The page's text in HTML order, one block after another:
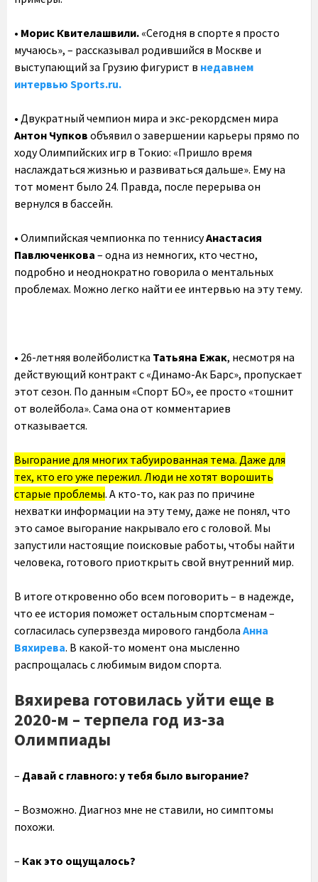
• Морис Квителашвили. «Сегодня в спорте я просто
мучаюсь», – рассказывал родившийся в Москве и
выступающий за Грузию фигурист в недавнем
интервью Sports.ru.
• Двукратный чемпион мира и экс-рекордсмен мира
Антон Чупков объявил о завершении карьеры прямо по
ходу Олимпийских игр в Токио: «Пришло время
наслаждаться жизнью и развиваться дальше». Ему на
тот момент было 24. Правда, после перерыва он
вернулся в бассейн.
• Олимпийская чемпионка по теннисуАнастасия
Павлюченкова – одна из немногих, кто честно,
подробно и неоднократно говорила о ментальных
проблемах. Можно легко найти ее интервью на эту тему.
• 26-летняя волейболистка Татьяна Ежак, несмотря на
действующий контракт с «Динамо-Ак Барс», пропускает
этот сезон. По данным «Спорт БО», ее просто «тошнит
от волейбола». Сама она от комментариев
отказывается.
Выгорание для многих табуированная тема. Даже для
тех, кто его уже пережил. Люди не хотят ворошить
старые проблемы. А кто-то, как раз по причине
нехватки информации на эту тему, даже не понял, что
это самое выгорание накрывало его с головой. Мы
запустили настоящие поисковые работы, чтобы найти
человека, готового приоткрыть свой внутренний мир.
В итоге откровенно обо всем поговорить – в надежде,
что ее история поможет остальным спортсменам –
согласилась суперзвезда мирового гандбола Анна
Вяхирева. В какой-то момент она мысленно
распрощалась с любимым видом спорта.
Вяхирева готовилась уйти еще в
2020-м – терпела год из-за
Олимпиады
– Давай с главного: у тебя было выгорание?
– Возможно. Диагноз мне не ставили, но симптомы
похожи.
– Как это ощущалось?